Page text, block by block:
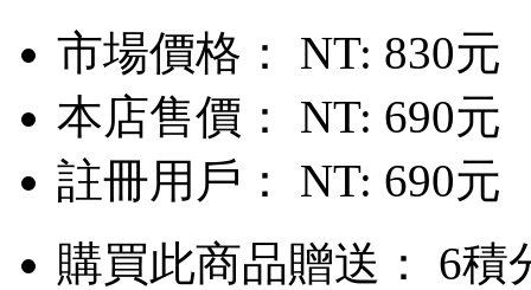
市場價格： NT: 830元
本店售價： NT: 690元
註冊用戶： NT: 690元
購買此商品贈送： 6積